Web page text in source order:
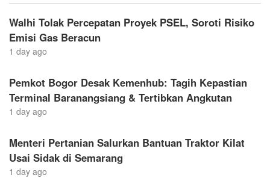
Walhi Tolak Percepatan Proyek PSEL, Soroti Risiko
Emisi Gas Beracun
1 day ago
Pemkot Bogor Desak Kemenhub: Tagih Kepastian
Terminal Baranangsiang & Tertibkan Angkutan
1 day ago
Menteri Pertanian Salurkan Bantuan Traktor Kilat
Usai Sidak di Semarang
1 day ago